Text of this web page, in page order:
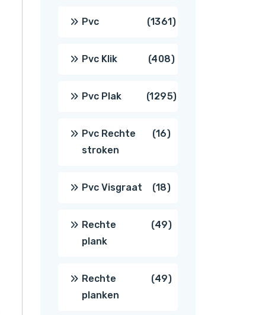
producten
Pvc 13611361
producten
Pvc Klik 408408
producten
Pvc Plak 12951295
Pvc Rechte
stroken
1616
Pvc Visgraat 1818
producten
Rechte
plank
4949
Rechte
planken
4949